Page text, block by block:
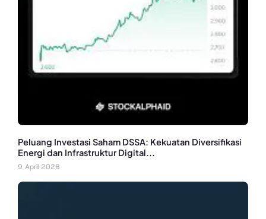
Peluang Investasi Saham DSSA: Kekuatan Diversifikasi
Energi dan Infrastruktur Digital...
9 April 2026